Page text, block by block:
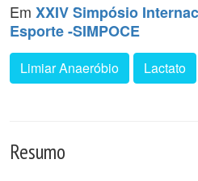
Em XXIV Simpósio
Esporte -SIMPOCE
Limiar Anaeróbio Lactato
Resumo